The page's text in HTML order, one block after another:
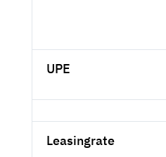
UPE
Leasingrate